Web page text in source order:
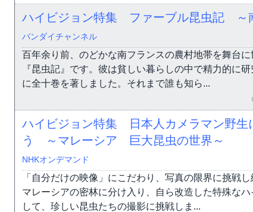
ハイビジョン特集 ファーブル昆虫記 ～
バンダイチャンネル
百年余り前、のどかな南フランスの農村地帯を舞台
『昆虫記』です。彼は貧しい暮らしの中で精力的に
に全十巻を著しました。それまで誰も知ら...
ハイビジョン特集 日本人カメラマン野
う ～マレーシア 巨大昆虫の世界～
NHKオンデマンド
「自分だけの映像」にこだわり、写真の限界に挑戦
マレーシアの密林に分け入り、自ら改造した特殊な
して、珍しい昆虫たちの撮影に挑戦しま...